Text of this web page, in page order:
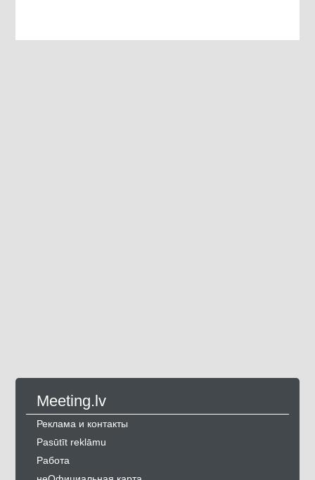
Meeting.lv
Реклама и контакты
Pasūtīt reklāmu
Работа